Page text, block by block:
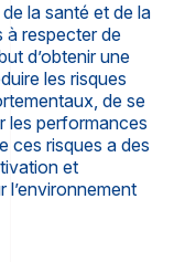
la santé et de la
à respecter de
d’obtenir une
les risques
de se
les performances
ces risques a des
et
l’environnement